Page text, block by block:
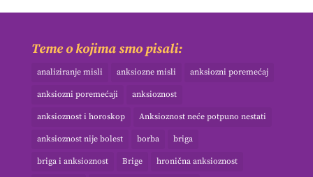
Teme o kojima smo pisali:
analiziranje misli anksiozne misli anksiozni poremećaj
anksiozni poremećaji anksioznost
anksioznost i horoskop Anksioznost neće potpuno nestati
anksioznost nije bolest borba briga
briga i anksioznost Brige hronična anksioznost